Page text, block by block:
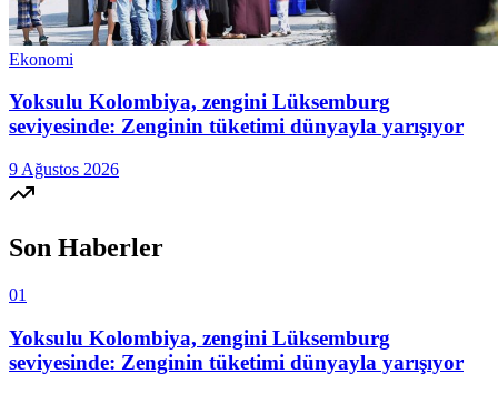
Ekonomi
Yoksulu Kolombiya, zengini Lüksemburg
seviyesinde: Zenginin tüketimi dünyayla yarışıyor
9 Ağustos 2026
Son Haberler
01
Yoksulu Kolombiya, zengini Lüksemburg
seviyesinde: Zenginin tüketimi dünyayla yarışıyor